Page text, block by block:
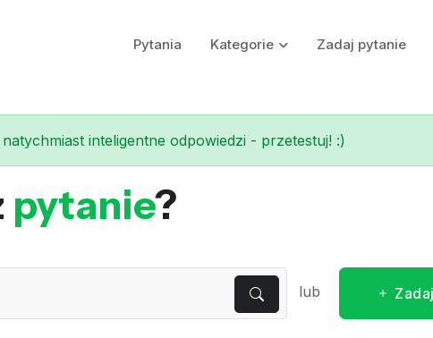
Pytania Kategorie Zadaj pytanie
inteligentne odpowiedzi - przetestuj! :)
pytanie?
lub